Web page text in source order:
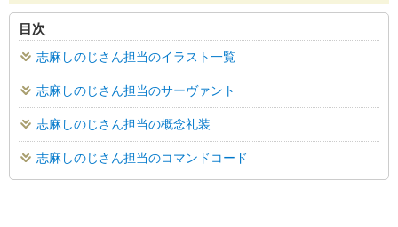
目次
志麻しのじさん担当のイラスト一覧
志麻しのじさん担当のサーヴァント
志麻しのじさん担当の概念礼装
志麻しのじさん担当のコマンドコード